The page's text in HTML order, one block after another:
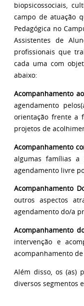
biopsicossociais,
campo de atuação
Pedagógica no
Assistentes de
profissionais que
cada uma com
abaixo:
Acompanhamento
agendamento
orientação frente a
projetos de
Acompanhamento
algumas famílias a
agendamento livre
Acompanhamento
outros aspectos
agendamento do/a
Acompanhamento
intervenção e
acompanhamento
Além disso, os (as)
diversos segmentos